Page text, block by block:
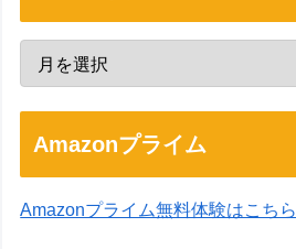
Amazonプライム
Amazonプライム無料体験はこちら